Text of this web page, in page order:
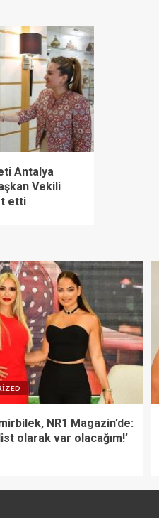
Antalya
Vekili
etti
NR1 Magazin’de:
olarak var olacağım!’